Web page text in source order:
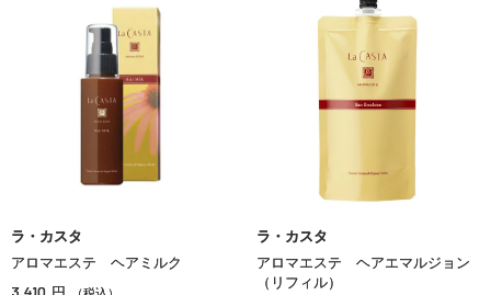
ラ・カスタ
アロマエステ ヘアミルク
3,410
ラ・カスタ
アロマエステ ヘアエマルジョン
（リフィル）